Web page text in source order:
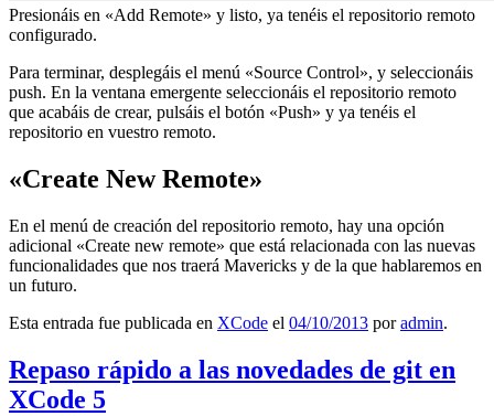
Presionáis en «Add Remote» y listo, ya tenéis el repositorio remoto
configurado.
Para terminar, desplegáis el menú «Source Control», y seleccionáis
push. En la ventana emergente seleccionáis el repositorio remoto
que acabáis de crear, pulsáis el botón «Push» y ya tenéis el
repositorio en vuestro remoto.
«Create New Remote»
En el menú de creación del repositorio remoto, hay una opción
adicional «Create new remote» que está relacionada con las nuevas
funcionalidades que nos traerá Mavericks y de la que hablaremos en
un futuro.
Esta entrada fue publicada en XCode el 04/10/2013 poradmin.
Repaso rápido a las novedades de git en
XCode 5